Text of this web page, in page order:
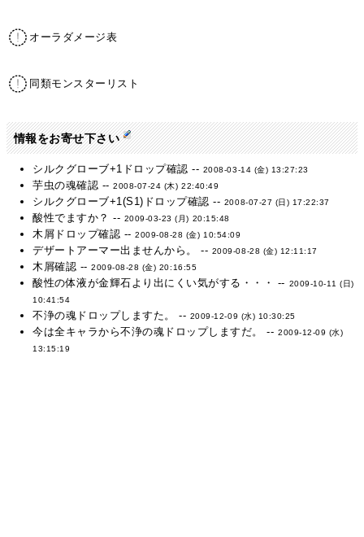
オーラダメージ表
同類モンスターリスト
情報をお寄せ下さい
シルクグローブ+1ドロップ確認 -- 2008-03-14 (金) 13:27:23
芋虫の魂確認 --2008-07-24 (木) 22:40:49
シルクグローブ+1(S1)ドロップ確認 -- 2008-07-27 (日) 17:22:37
酸性でますか？ -- 2009-03-23 (月) 20:15:48
木屑ドロップ確認 --2009-08-28 (金) 10:54:09
デザートアーマー出ませんから。 -- 2009-08-28 (金) 12:11:17
木屑確認 --2009-08-28 (金) 20:16:55
酸性の体液が金輝石より出にくい気がする・・・ -- 2009-10-11 (日)
10:41:54
不浄の魂ドロップしますた。 -- 2009-12-09 (水) 10:30:25
今は全キャラから不浄の魂ドロップしますだ。 -- 2009-12-09 (水)
13:15:19